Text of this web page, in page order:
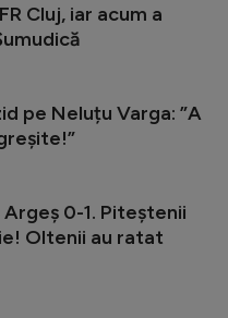
Cluj, iar acum a
pe Neluțu Varga: ”A
0-1. Piteștenii
Oltenii au ratat